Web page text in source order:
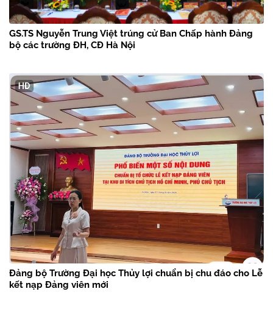
GS.TS Nguyễn Trung Việt trúng cử Ban Chấp hành Đảng
bộ các trường ĐH, CĐ Hà Nội
Đảng bộ Trường Đại học Thủy lợi chuẩn bị chu đáo cho Lễ
kết nạp Đảng viên mới